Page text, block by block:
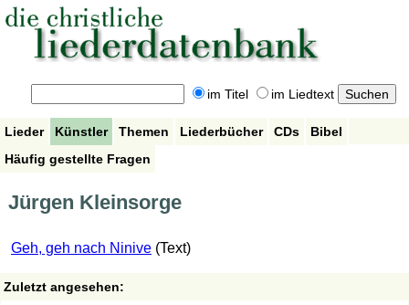
im Titel im Liedtext
Lieder Künstler Themen Liederbücher CDs
Bibel
Häufig gestellte Fragen
Jürgen Kleinsorge
Geh, geh nach Ninive (Text)
Zuletzt angesehen: